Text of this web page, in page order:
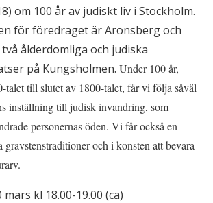
om 100 år av judiskt liv i Stockholm.
för föredraget är Aronsberg och
ålderdomliga och judiska
på Kungsholmen. Under 100 år,
talet till slutet av 1800-talet, får vi följa såväl
inställning till judisk invandring, som
personernas öden. Vi får också en
och i konsten att bevara
kl 18.00-19.00 (ca)